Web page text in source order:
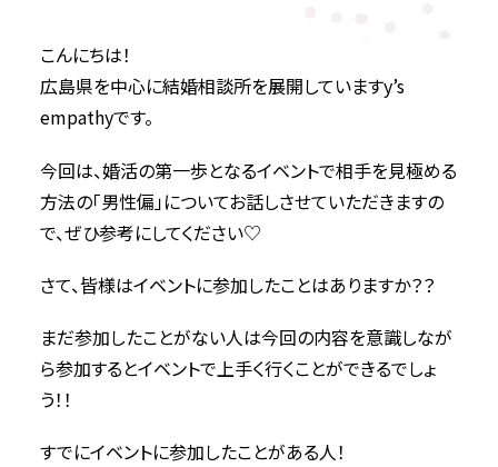
2021年5月
こんにちは！
広島県を中心に結婚相談所を展開していますy’s
empathyです。
今回は、婚活の第一歩となるイベントで相手を見極める
方法の「男性偏」についてお話しさせていただきますの
で、ぜひ参考にしてください♡
さて、皆様はイベントに参加したことはありますか？？
まだ参加したことがない人は今回の内容を意識しなが
ら参加するとイベントで上手く行くことができるでしょ
う！！
すでにイベントに参加したことがある人！